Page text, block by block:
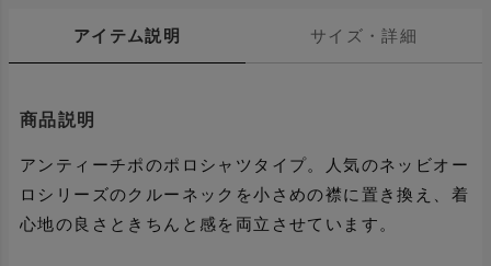
アイテム説明 サイズ・詳細
商品説明
アンティーチポのポロシャツタイプ。人気のネッビオー
ロシリーズのクルーネックを小さめの襟に置き換え、着
心地の良さときちんと感を両立させています。